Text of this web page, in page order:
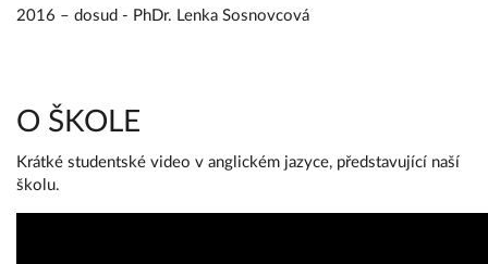
2016 – dosud - PhDr. Lenka Sosnovcová
O ŠKOLE
Krátké studentské video v anglickém jazyce, představující naší
školu.